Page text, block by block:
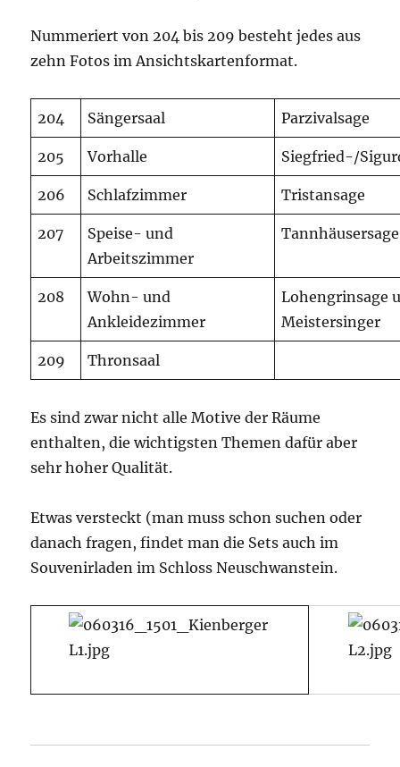
Nummeriert von 204 bis 209 besteht jedes aus
zehn Fotos im Ansichtskartenformat.
204 Sängersaal Parzivalsage
205 Vorhalle Siegfried-/
206 Schlafzimmer Tristansage
207
Speise- und
Arbeitszimmer
Tannhäusersage
208
Wohn- und
Ankleidezimmer
Lohengrinsage
Meistersinger
209 Thronsaal
Es sind zwar nicht alle Motive der Räume
enthalten, die wichtigsten Themen dafür aber
sehr hoher Qualität.
Etwas versteckt (man muss schon suchen oder
danach fragen, findet man die Sets auch im
Souvenirladen im Schloss Neuschwanstein.